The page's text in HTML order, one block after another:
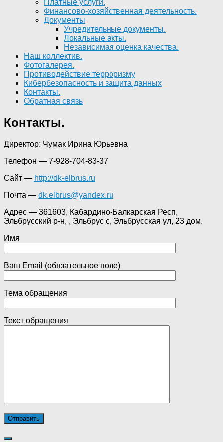
Платные услуги.
Финансово-хозяйственная деятельность.
Документы
Учредительные документы.
Локальные акты.
Независимая оценка качества.
Наш коллектив.
Фотогалерея.
Противодействие терроризму
Кибербезопасность и защита данных
Контакты.
Обратная связь
Контакты.
Директор: Чумак Ирина Юрьевна
Телефон — 7-928-704-83-37
Сайт — http://dk-elbrus.ru
Почта — dk.elbrus@yandex.ru
Адрес — 361603, Кабардино-Балкарская Респ,
Эльбрусский р-н, , Эльбрус с, Эльбрусская ул, 23 дом.
Имя
Ваш Email (обязательное поле)
Тема обращения
Текст обращения